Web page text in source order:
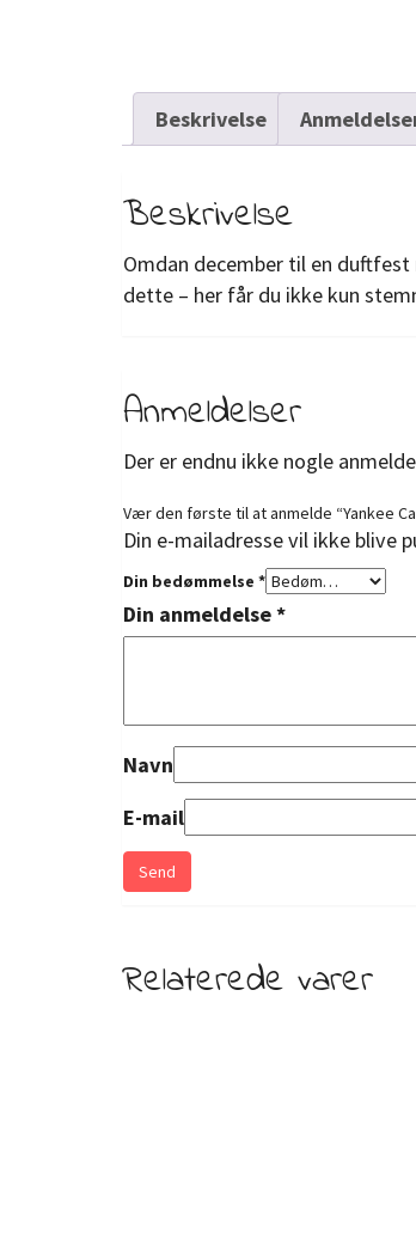
Beskrivelse
Beskrivelse
Omdan december til en duftfest
dette – her får du ikke kun
Anmeldelser
Der er endnu ikke nogle
Vær den første til at anmelde “Yankee
Din e-mailadresse vil ikke blive
Din bedømmelse *
Din anmeldelse*
Navn
E-mail
Relaterede varer